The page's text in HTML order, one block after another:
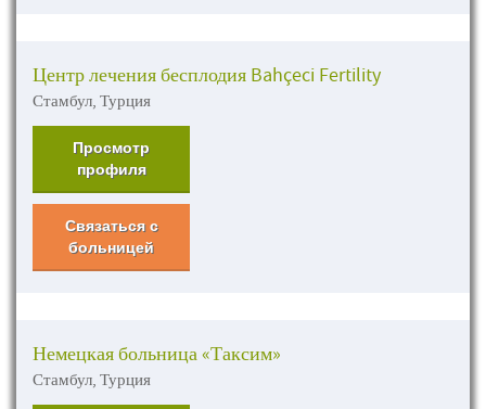
Центр лечения бесплодия Bahçeci Fertility
Стамбул, Турция
Просмотр
профиля
Связаться с
больницей
Немецкая больница «Таксим»
Стамбул, Турция